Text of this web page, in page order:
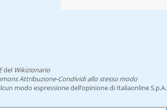
del Wikizionario
Attribuzione-Condividi allo stesso modo
modo espressione dell’opinione di Italiaonline S.p.A.